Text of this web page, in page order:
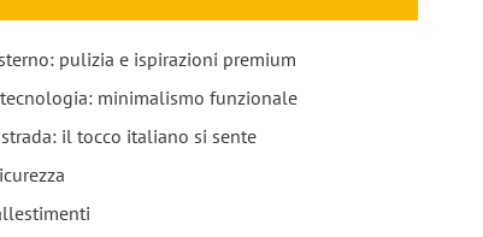
pulizia e ispirazioni premium
minimalismo funzionale
il tocco italiano si sente